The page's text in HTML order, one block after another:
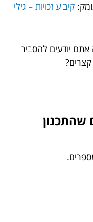
קיבוע זכויות – גילי
יודעים להסביר
שהתכנון